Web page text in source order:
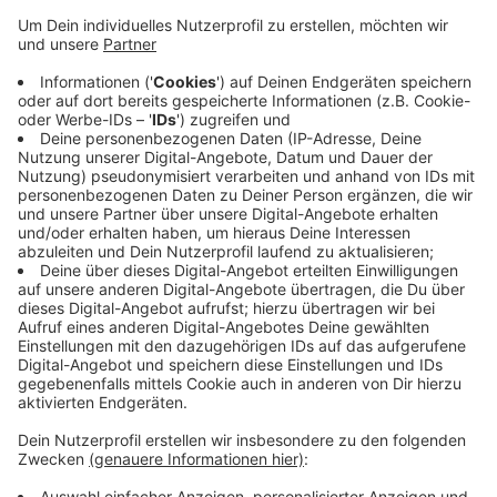
Weiß Erfurt gewonnen.
Das Spiel war ziemlich eindeutig, da die Erfurterinnen in
keinem Satz mehr als 15 Punkte erzielten und somit in
jedem Satz noch mindestens 10 Punkte benötigt
hätten, um ihn zu gewinnen. In den nächsten zwei
Spielen geht es für die Aachener Volleyballerinnen
gegen Münster.
Das Derby findet zuerst am Samstag in der Liga in
Aachen statt und danach, am kommenden Dienstag, im
Halbfinale des DVV-Pokals in Münster.
Anzeige